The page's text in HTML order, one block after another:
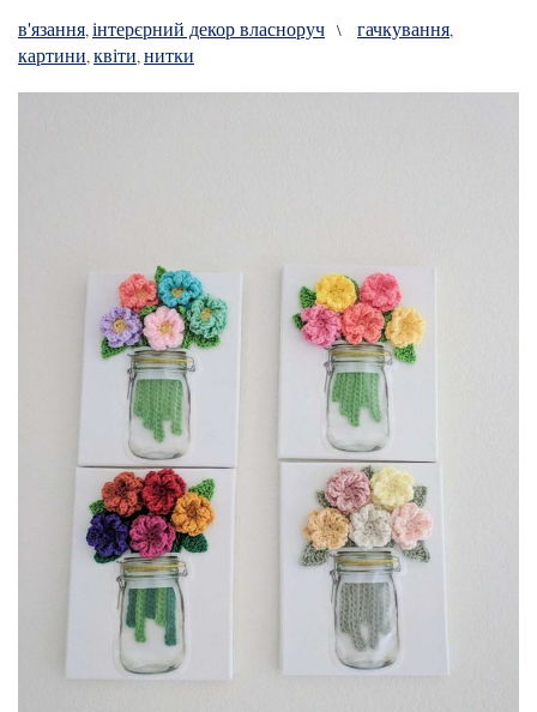
в'язання,інтерєрний декор власноруч \ гачкування,
картини,квіти,нитки